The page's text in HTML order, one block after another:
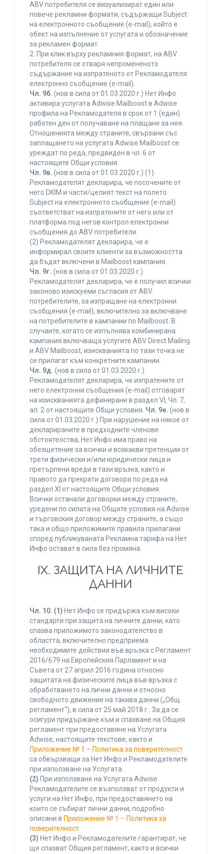
ABV потребителя се визуализират един или
повече рекламни формати, съдържащи Subject
на електронното съобщение (e-mail), който е
обект на изпълнение от услугата и обозначение
за рекламен формат.
2. При клик върху рекламния формат, на ABV
потребителя се отваря непромененото
съдържание на изпратеното от Рекламодателя
електронно съобщение (e-mail).
Чл. 9б. (нов в сила от 01.03.2020 г.) Нет Инфо
активира услугата Adwise Mailboost в Adwise
профила на Рекламодателя в срок от 1 (един)
работен ден от получаване на плащане за нея.
Отношенията между страните, свързани със
заплащането на услугата Adwise Mailboost се
уреждат по реда, предвиден в чл. 6 от
настоящите Общи условия.
Чл. 9в. (нов в сила от 01.03.2020 г.) (1)
Рекламодателят декларира, че посочените от
него DKIM и части/целият текст на полето
Subject на електронното съобщение (e-mail)
съответстват на изпратените от него или от
платформа под негов контрол електронни
съобщения до ABV потребители.
(2) Рекламодателят декларира, че е
информирал своите клиенти за възможността
да бъдат включени в Mailboost кампания.
Чл. 9г. (нов в сила от 01.03.2020 г.)
Рекламодателят декларира, че е получил всички
законово изискуеми съгласия от ABV
потребителите, за изпращане на електронни
съобщения (e-mail), включително за включване
на потребителите в кампании по Mailboost. В
случаите, когато се изпълнява комбинирана
кампания включваща услугите ABV Direct Mailing
и ABV Mailboost, изискванията по тази точка не
се прилагат към конкретните кампании.
Чл. 9д. (нов в сила от 01.03.2020 г.)
Рекламодателят декларира, че изпратените от
него електронни съобщения (e-mail) отговарят
на изискванията дефинирани в раздел VI, Чл. 7,
ал. 2 от настоящите Общи условия. Чл. 9е. (нов в
сила от 01.03.2020 г.) При нарушение на някое от
декларираните в предходните членове
обстоятелства, Нет Инфо има право на
обезщетение за всички и всякакви претенции от
трети физически и/или юридически лица и
претърпени вреди в тази връзка, както и
правото да прекрати договора по реда на
раздел XI от настоящите Общи условия.
Всички останали договорки между страните,
уредени по силата на Общите условия на Adwise
и търговския договор между страните, а също
така и общо приложимите правила прилагани
според публикуваната Рекламна тарифа на Нет
Инфо остават в сила без промяна.
IХ. ЗАЩИТА НА ЛИЧНИТЕ
ДАННИ
Чл. 10. (1) Нет Инфо се придържа към високи
стандарти при защита на личните данни, като
спазва приложимото законодателство в
областта, включително предприема
необходимите действия във връзка с Регламент
2016/679 на Европейския Парламент и на
Съвета от 27 април 2016 година относно
защитата на физическите лица във връзка с
обработването на лични данни и относно
свободното движение на такива данни („Общ
регламент“), в сила от 25 май 2018 г.. За да се
осигури придържане към и спазване на Общия
регламент при предоставяне на Услугата
Adwise, настоящите текстове, както и
Приложение № 1 – Политика за поверителност
са обвързващи за Нет Инфо и Рекламодателите
при използване на Услугата.
(2) При използване на Услугата Adwise
Рекламодателите се възползват от продукти и
услуги на Нет Инфо, при предоставянето на
които се събират лични данни, подробно
описани в Приложение № 1 – Политика за
поверителност.
(3) Нет Инфо и Рекламодателите гарантират, че
ще спазват Общия регламент, както и всички